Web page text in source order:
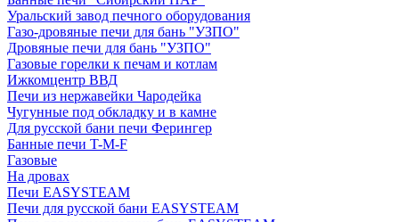
Уральский завод печного оборудования
Газо-дровяные печи для бань "УЗПО"
Дровяные печи для бань "УЗПО"
Газовые горелки к печам и котлам
Ижкомцентр ВВД
Печи из нержавейки Чародейка
Чугунные под обкладку и в камне
Для русской бани печи Ферингер
Банные печи T-M-F
Газовые
На дровах
Печи EASYSTEAM
Печи для русской бани EASYSTEAM